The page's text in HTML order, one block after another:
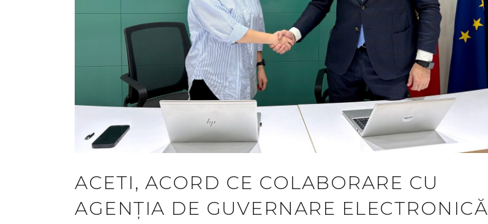
ACETI, ACORD CE COLABORARE CU
AGENȚIA DE GUVERNARE ELECTRONICĂ